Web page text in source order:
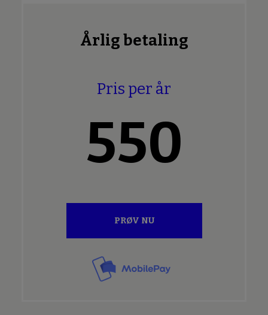
Årlig betaling
Pris per år
550
PRØV NU